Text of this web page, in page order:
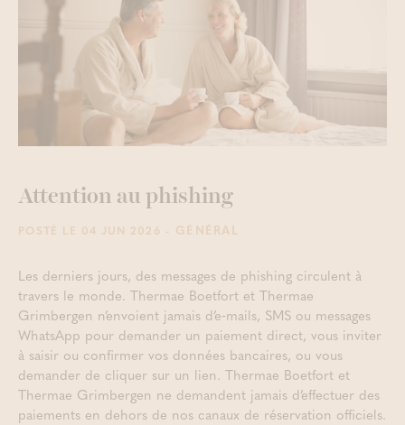
Attention au phishing
POSTÉ LE 04 JUN 2026 - GÉNÉRAL
Les derniers jours, des messages de phishing circulent à
travers le monde. Thermae Boetfort et Thermae
Grimbergen n’envoient jamais d’e‑mails, SMS ou messages
WhatsApp pour demander un paiement direct, vous inviter
à saisir ou confirmer vos données bancaires, ou vous
demander de cliquer sur un lien. Thermae Boetfort et
Thermae Grimbergen ne demandent jamais d’effectuer des
paiements en dehors de nos canaux de réservation officiels.